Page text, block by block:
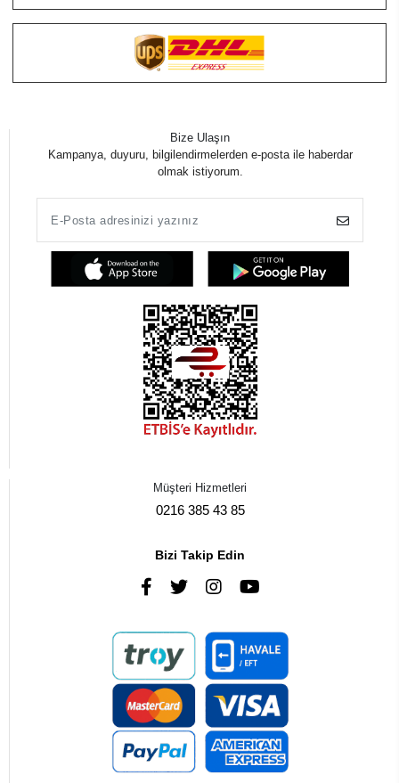
Bize Ulaşın
Kampanya, duyuru, bilgilendirmelerden e-posta ile haberdar
olmak istiyorum.
Müşteri Hizmetleri
0216 385 43 85
Bizi Takip Edin